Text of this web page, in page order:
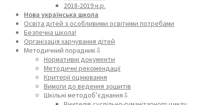
2018-2019 н.р.
Нова українська школа
Освіта дітей з особливими освітніми потребами
Безпечна школа!
Організація харчування дітей
Методичний порадник⇩
Нормативні документи
Методичні рекомендації
Критерії оцінювання
Вимоги до ведення зошитів
Шкільні методоб’єднання⇩